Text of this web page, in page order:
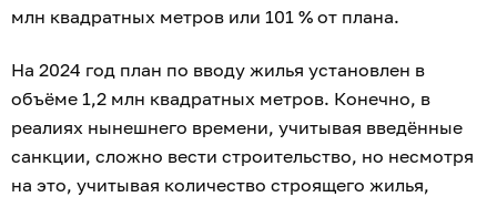
млн квадратных метров или 101 % от плана.
На 2024 год план по вводу жилья установлен в
объёме 1,2 млн квадратных метров. Конечно, в
реалиях нынешнего времени, учитывая введённые
санкции, сложно вести строительство, но несмотря
на это, учитывая количество строящего жилья,